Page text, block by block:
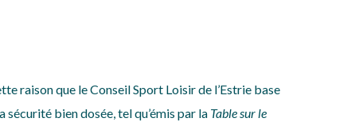
raison que le Conseil Sport Loisir de l’Estrie base
bien dosée, tel qu’émis par la Table sur le